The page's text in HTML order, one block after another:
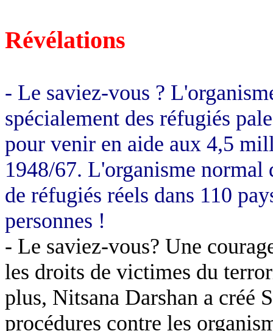
Révélations
- Le saviez-vous ?
spécialement des réfugiés
pour venir en aide aux 4,5
1948/67. L'organisme
de réfugiés réels dans 110
personnes !
- Le saviez-vous? Une
les droits de victimes du
plus, Nitsana Darshan a créé
procédures contre les